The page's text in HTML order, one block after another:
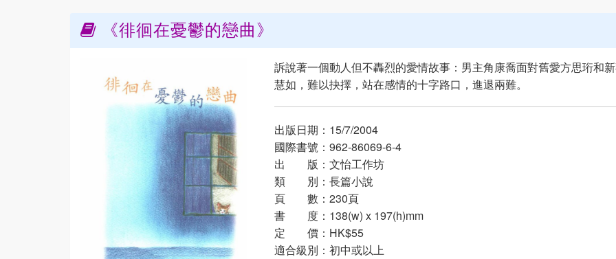
《徘徊在憂鬱的戀曲》
訴說著一個動人但不轟烈的愛情故事：男主角康喬面對舊愛方思珩和
慧如，難以抉擇，站在感情的十字路口，進退兩難。
出版日期：15/7/2004
國際書號：962-86069-6-4
出 版：文怡工作坊
類 別：長篇小說
頁 數：230頁
書 度：138(w) x 197(h)mm
定 價：HK$55
適合級別：初中或以上